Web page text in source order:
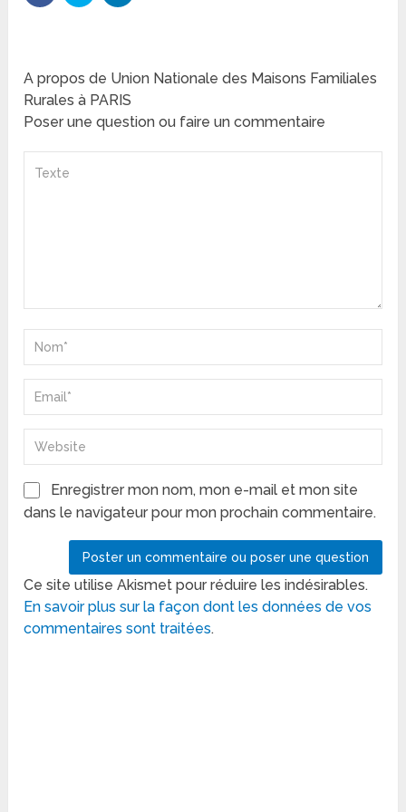
A propos de Union Nationale des Maisons Familiales
Rurales à PARIS
Poser une question ou faire un commentaire
Enregistrer mon nom, mon e-mail et mon site
dans le navigateur pour mon prochain commentaire.
Ce site utilise Akismet pour réduire les indésirables.
En savoir plus sur la façon dont les données de vos
commentaires sont traitées.